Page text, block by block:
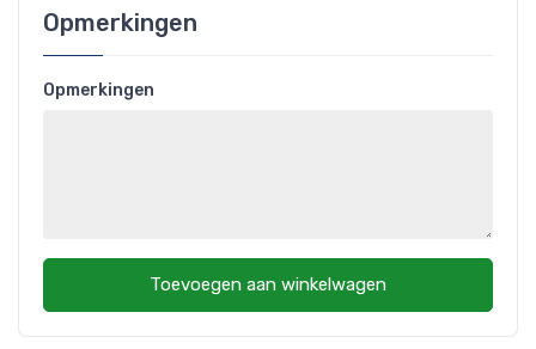
Opmerkingen
Opmerkingen
Toevoegen aan winkelwagen